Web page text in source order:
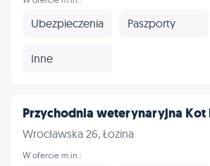
Ubezpieczenia Paszporty
Inne
Przychodnia weterynaryjna Kot
Wrocławska 26, Łozina
W ofercie m.in.: